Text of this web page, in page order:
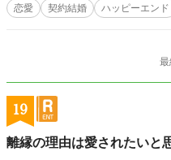
恋愛 契約結婚 ハッピーエンド
19
離縁の理由は愛されたいと